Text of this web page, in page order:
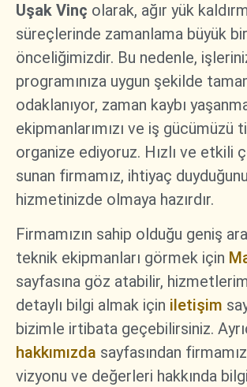
Uşak Vinç olarak, ağır yük
süreçlerinde zamanlama büyük bir
önceliğimizdir. Bu nedenle,
programınıza uygun şekilde
odaklanıyor, zaman kaybı
ekipmanlarımızı ve iş gücümüzü
organize ediyoruz. Hızlı ve etkili
sunan firmamız, ihtiyaç
hizmetinizde olmaya hazırdır.
Firmamızın sahip olduğu geniş
teknik ekipmanları görmek için
sayfasına göz atabilir,
detaylı bilgi almak için iletişim
bizimle irtibata geçebilirsiniz.
hakkımızda sayfasından
vizyonu ve değerleri hakkında bilgi